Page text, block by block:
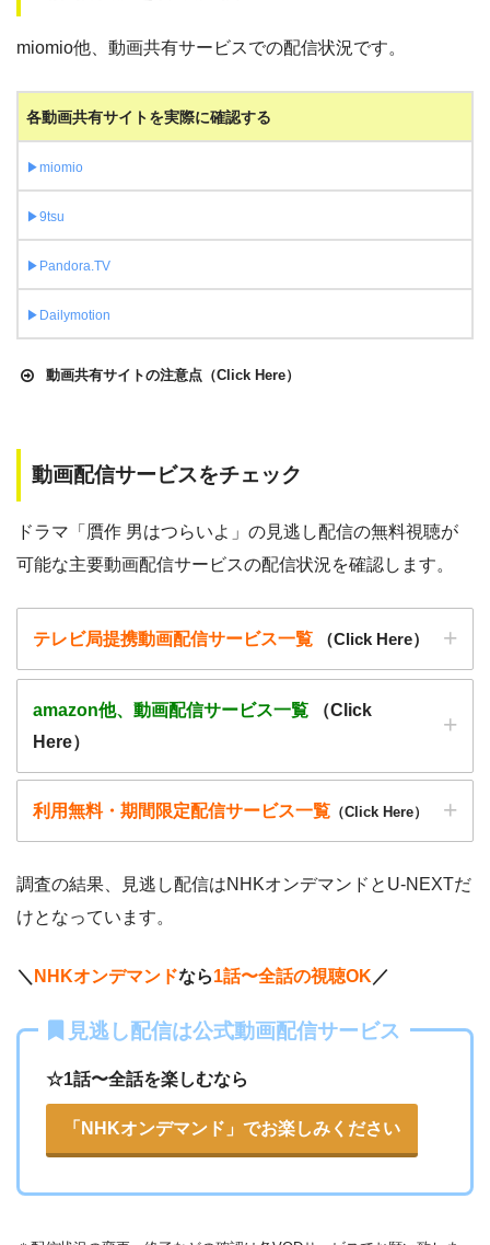
miomio他、動画共有サービスでの配信状況です。
各動画共有サイトを実際に確認する
▶︎miomio
▶︎9tsu
▶︎Pandora.TV
▶︎Dailymotion
動画共有サイトの注意点（Click Here）
miomioや9tsu、Pandora.TVなどの海外動画共有サイトで配信
あります。
法律に触れることはもちろん、フィッシング詐欺やウイルス
感染によるスマホ・パソコントラブルの原因となります。
こうした動画共有サイトでの動画の視聴は控える事をおすす
めします。
また、著作権については、保護の・違反に対しての厳罰化の
法改正がされました。（詳しくは「
照）
著作物の取り扱いについては注意喚起が「 公益社団法人著作
物情報センター」と「日本民間放送連盟」からもされていま
す。
以下で紹介する動画配信サイトは安全に作品を視聴することがで
動画配信サービスをチェック
ドラマ「贋作 男はつらいよ」の見逃し配信の無料視聴が
可能な主要動画配信サービスの配信状況を確認します。
テレビ局提携動画配信サービス一覧 （Click Here）
Hulu
FODプレミアム
ー
・31日間
ー
・2週間
・0P
amazon他、動画配信サービス一覧
（Click
Here）
動画配信サービ
配信
dTV
・550円
・無料なし
・880円~
利用無料・期間限定配信サービス一覧 （Click Here）
動画配信サービ
ー ー
調査の結果、見逃し配信はNHKオンデマンドとU-NEXTだ
けとなっています。
＼ NHKオンデマンドなら1話〜全話の視聴OK ／
見逃し配信は公式動画配信サービス
☆1話〜全話を楽しむなら
「NHKオンデマンド」でお楽しみください